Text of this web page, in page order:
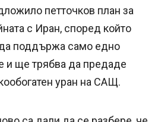
петточков план за
с Иран, според който
поддържа само едно
ще трябва да предаде
уран на САЩ.